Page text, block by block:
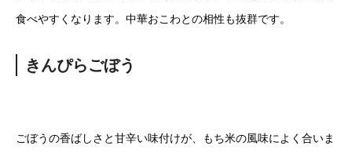
食べやすくなります。中華おこわとの相性も抜群です。
きんぴらごぼう
ごぼうの香ばしさと甘辛い味付けが、もち米の風味によく合いま